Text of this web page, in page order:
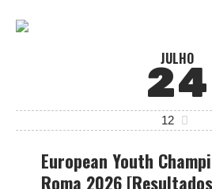
JULHO
24
12
European Youth
Roma 2026